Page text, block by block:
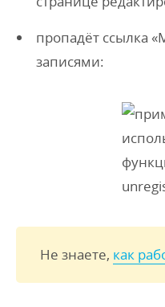
пропадёт ссылка
записями:
Не знаете, как